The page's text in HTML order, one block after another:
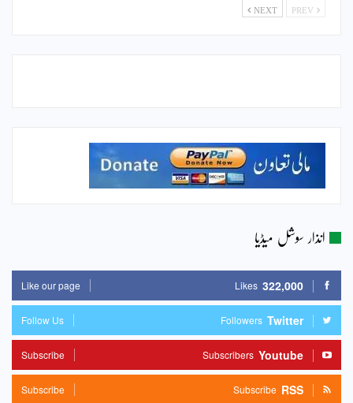
NEXT
انذار سوشل میڈیا
322,000
Likes
Like our page
Twitter
Followers
Follow Us
Youtube
Subscribers
Subscribe
RSS
Subscribe
Subscribe